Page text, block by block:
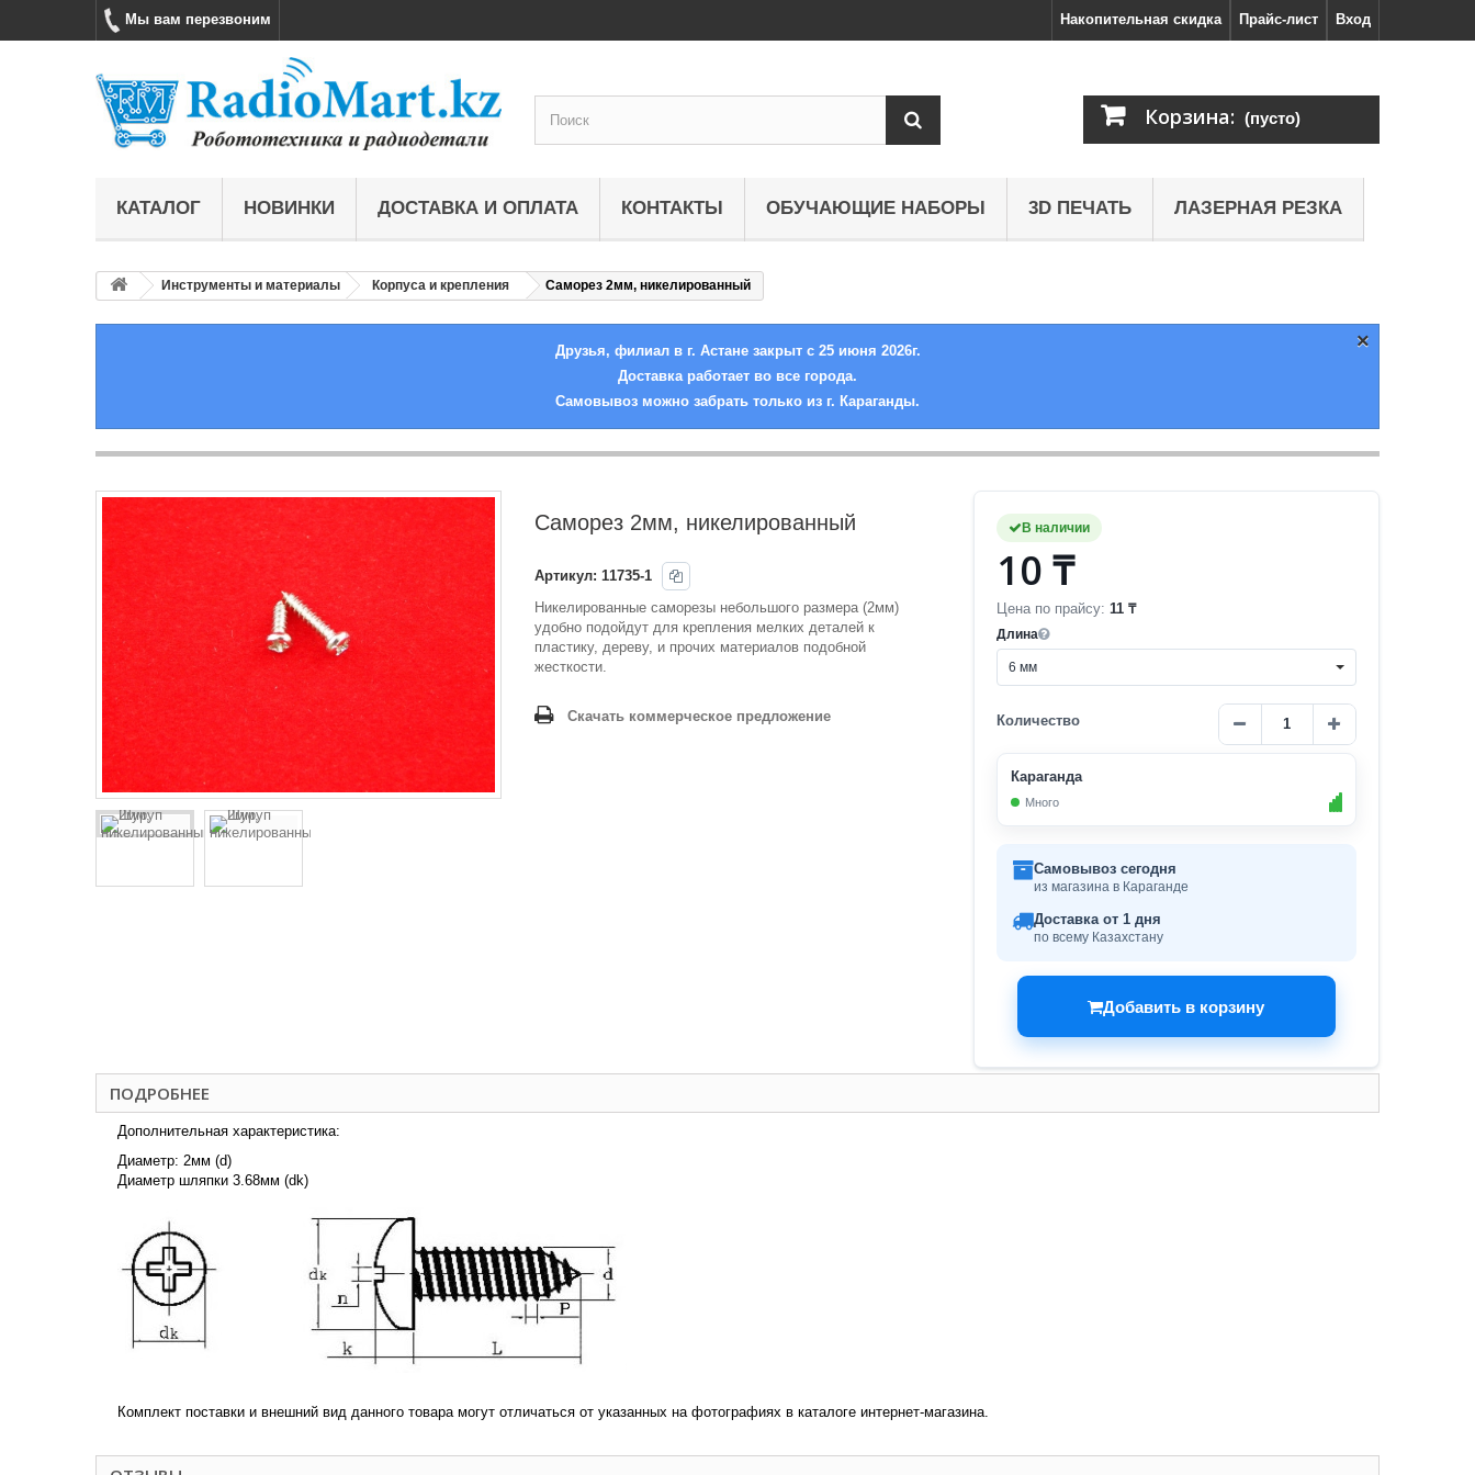
Вход
Прайс-лист
Накопительная скидка
Мы вам перезвоним
Корзина: (пусто)
КАТАЛОГ НОВИНКИ ДОСТАВКА И ОПЛАТА КОНТАКТЫ ОБУЧАЮЩИЕ НАБОРЫ 3D ПЕЧАТЬ ЛАЗЕРНАЯ РЕЗКА
Инструменты и материалы Корпуса и крепления Саморез 2мм, никелированный
×
Друзья, филиал в г. Астане закрыт с 25 июня 2026г.
Доставка работает во все города.
Самовывоз можно забрать только из г. Караганды.
Саморез 2мм, никелированный
Артикул: 11735-1
Никелированные саморезы небольшого размера (2мм)
удобно подойдут для крепления мелких деталей к
пластику, дереву, и прочих материалов подобной
жесткости.
Скачать коммерческое предложение
В наличии
10 ₸
Цена по прайсу: 11 ₸
Длина
6 мм
Количество
Караганда
Много
Самовывоз сегодня
из магазина в Караганде
Доставка от 1 дня
по всему Казахстану
Добавить в корзину
ПОДРОБНЕЕ
Дополнительная характеристика:
Диаметр: 2мм (d)
Диаметр шляпки 3.68мм (dk)
Комплект поставки и внешний вид данного товара могут отличаться от указанных на фотографиях в каталоге интернет-магазина.